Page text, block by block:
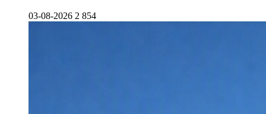
03-08-2026 2 854